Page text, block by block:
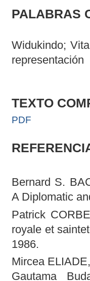
PALABRAS
Widukindo;
representación
TEXTO
PDF
Bernard S.
A Diplomatic
Patrick
royale et
1986.
Mircea
Gautama